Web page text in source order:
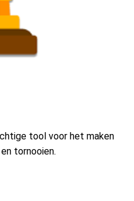
tool voor het maken
tornooien.